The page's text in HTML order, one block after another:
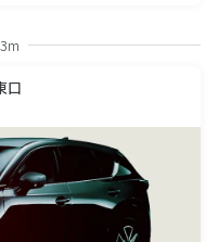
口